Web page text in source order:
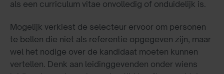
als een curriculum vitae onvolledig of onduidelijk is.
Mogelijk verkiest de selecteur ervoor om personen
te bellen die niet als referentie opgegeven zijn, maar
wel het nodige over de kandidaat moeten kunnen
vertellen. Denk aan leidinggevenden onder wiens